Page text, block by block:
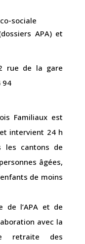
sociale
APA) et
rue de la gare
94
Familiaux est
intervient 24 h
cantons de
âgées,
de moins
de l’APA et de
avec la
retraite des